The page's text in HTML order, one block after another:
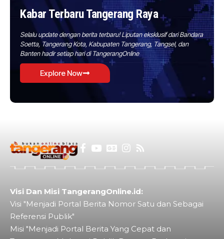
Kabar Terbaru Tangerang Raya
Selalu update dengan berita terbaru! Liputan eksklusif dari Bandara
Soetta, Tangerang Kota, Kabupaten Tangerang, Tangsel, dan
Banten hadir setiap hari di TangerangOnline
Explore Now
Visi Dan Misi TangerangOnline.id:
Visi "Menjadi Portal Berita Nomor Satu dan Sebagai
Referensi Publik"
Misi "Menjadi Portal Berita Yang Cepat dan